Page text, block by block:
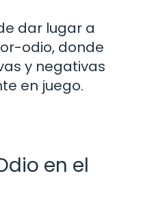
dar lugar a
odio, donde
y negativas
en juego.
en el